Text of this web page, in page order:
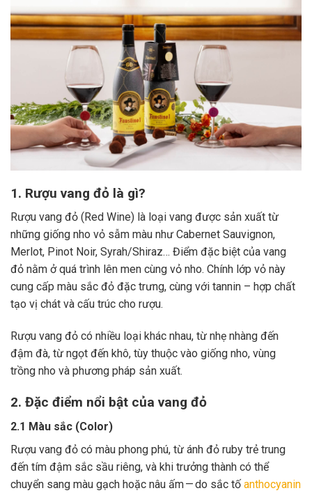
1. Rượu vang đỏ là gì?
Rượu vang đỏ (Red Wine) là loại vang được sản xuất từ
những giống nho vỏ sẫm màu như Cabernet Sauvignon,
Merlot, Pinot Noir, Syrah/Shiraz… Điểm đặc biệt của vang
đỏ nằm ở quá trình lên men cùng vỏ nho. Chính lớp vỏ này
cung cấp màu sắc đỏ đặc trưng, cùng với tannin – hợp chất
tạo vị chát và cấu trúc cho rượu.
Rượu vang đỏ có nhiều loại khác nhau, từ nhẹ nhàng đến
đậm đà, từ ngọt đến khô, tùy thuộc vào giống nho, vùng
trồng nho và phương pháp sản xuất.
2. Đặc điểm nổi bật của vang đỏ
2.1 Màu sắc (Color)
Rượu vang đỏ có màu phong phú, từ ánh đỏ ruby trẻ trung
đến tím đậm sắc sầu riêng, và khi trưởng thành có thể
chuyển sang màu gạch hoặc nâu ấm — do sắc tố anthocyanin